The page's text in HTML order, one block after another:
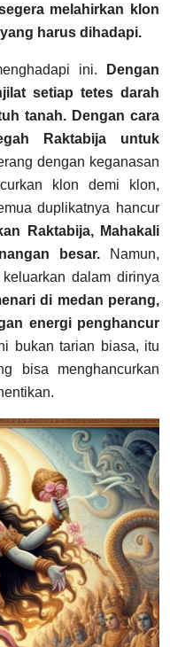
melahirkan klon
harus dihadapi.
ini.
Dengan
setiap tetes darah
tanah. Dengan cara
Raktabija untuk
dengan keganasan
klon demi klon,
duplikatnya hancur
Raktabija, Mahakali
besar.Namun,
dalam dirinya
di medan perang,
energi penghancur
bukan tarian biasa, itu
bisa menghancurkan